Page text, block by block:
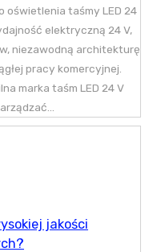
oświetlenia taśmy LED 24
elektryczną 24 V,
niezawodną architekturę
pracy komercyjnej.
marka taśm LED 24 V
jakości